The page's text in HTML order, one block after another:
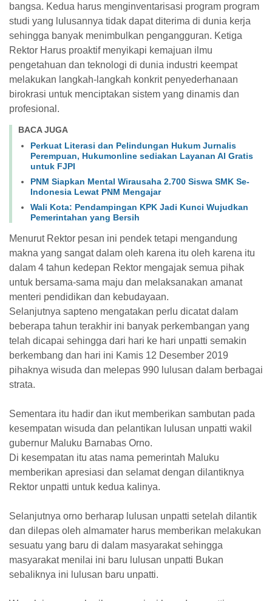
bangsa. Kedua harus menginventarisasi program program
studi yang lulusannya tidak dapat diterima di dunia kerja
sehingga banyak menimbulkan pengangguran. Ketiga
Rektor Harus proaktif menyikapi kemajuan ilmu
pengetahuan dan teknologi di dunia industri keempat
melakukan langkah-langkah konkrit penyederhanaan
birokrasi untuk menciptakan sistem yang dinamis dan
profesional.
BACA JUGA
Perkuat Literasi dan Pelindungan Hukum Jurnalis
Perempuan, Hukumonline sediakan Layanan AI Gratis
untuk FJPI
PNM Siapkan Mental Wirausaha 2.700 Siswa SMK Se-
Indonesia Lewat PNM Mengajar
Wali Kota: Pendampingan KPK Jadi Kunci Wujudkan
Pemerintahan yang Bersih
Menurut Rektor pesan ini pendek tetapi mengandung
makna yang sangat dalam oleh karena itu oleh karena itu
dalam 4 tahun kedepan Rektor mengajak semua pihak
untuk bersama-sama maju dan melaksanakan amanat
menteri pendidikan dan kebudayaan.
Selanjutnya sapteno mengatakan perlu dicatat dalam
beberapa tahun terakhir ini banyak perkembangan yang
telah dicapai sehingga dari hari ke hari unpatti semakin
berkembang dan hari ini Kamis 12 Desember 2019
pihaknya wisuda dan melepas 990 lulusan dalam berbagai
strata.
Sementara itu hadir dan ikut memberikan sambutan pada
kesempatan wisuda dan pelantikan lulusan unpatti wakil
gubernur Maluku Barnabas Orno.
Di kesempatan itu atas nama pemerintah Maluku
memberikan apresiasi dan selamat dengan dilantiknya
Rektor unpatti untuk kedua kalinya.
Selanjutnya orno berharap lulusan unpatti setelah dilantik
dan dilepas oleh almamater harus memberikan melakukan
sesuatu yang baru di dalam masyarakat sehingga
masyarakat menilai ini baru lulusan unpatti Bukan
sebaliknya ini lulusan baru unpatti.